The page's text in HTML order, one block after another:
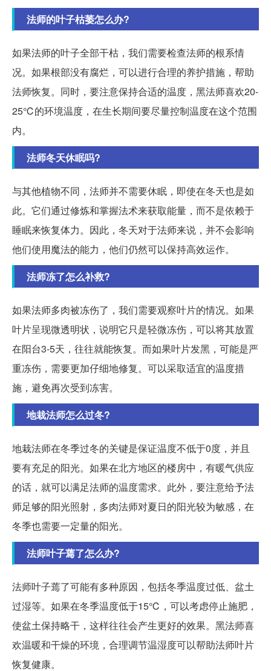
法师的叶子枯萎怎么办?
如果法师的叶子全部干枯，我们需要检查法师的根系情
况。如果根部没有腐烂，可以进行合理的养护措施，帮助
法师恢复。同时，要注意保持合适的温度，黑法师喜欢20-
25℃的环境温度，在生长期间要尽量控制温度在这个范围
内。
法师冬天休眠吗?
与其他植物不同，法师并不需要休眠，即使在冬天也是如
此。它们通过修炼和掌握法术来获取能量，而不是依赖于
睡眠来恢复体力。因此，冬天对于法师来说，并不会影响
他们使用魔法的能力，他们仍然可以保持高效运作。
法师冻了怎么补救?
如果法师多肉被冻伤了，我们需要观察叶片的情况。如果
叶片呈现微透明状，说明它只是轻微冻伤，可以将其放置
在阳台3-5天，往往就能恢复。而如果叶片发黑，可能是严
重冻伤，需要更加仔细地修复。可以采取适宜的温度措
施，避免再次受到冻害。
地栽法师怎么过冬?
地栽法师在冬季过冬的关键是保证温度不低于0度，并且
要有充足的阳光。如果在北方地区的楼房中，有暖气供应
的话，就可以满足法师的温度需求。此外，要注意给予法
师足够的阳光照射，多肉法师对夏日的阳光较为敏感，在
冬季也需要一定量的阳光。
法师叶子蔫了怎么办?
法师叶子蔫了可能有多种原因，包括冬季温度过低、盆土
过湿等。如果在冬季温度低于15℃，可以考虑停止施肥，
使盆土保持略干，这样往往会产生更好的效果。黑法师喜
欢温暖和干燥的环境，合理调节温湿度可以帮助法师叶片
恢复健康。